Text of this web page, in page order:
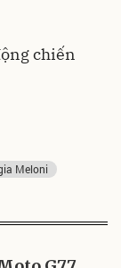
chiến
Meloni